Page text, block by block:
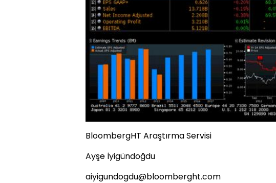
BloombergHT Araştırma Servisi
Ayşe İyigündoğdu
aiyigundogdu@bloomberght.com